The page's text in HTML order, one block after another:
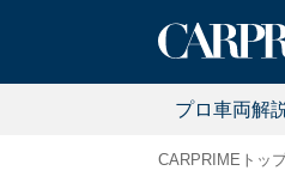
プロ車両解
CARPRIMEトッ